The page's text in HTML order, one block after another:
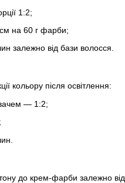
1:2;
на 60 г фарби;
залежно від бази волосся.
кольору після освітлення:
— 1:2;
до крем-фарби залежно